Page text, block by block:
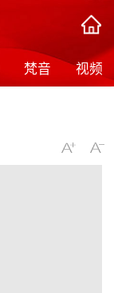
梵音 视频